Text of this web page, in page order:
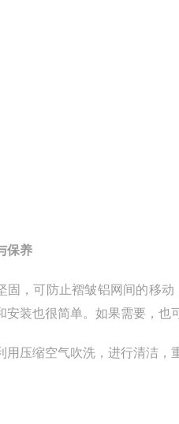
保养
固，可防止褶皱铝网间的移
安装也很简单。如果需要，也
用压缩空气吹洗，进行清洁，